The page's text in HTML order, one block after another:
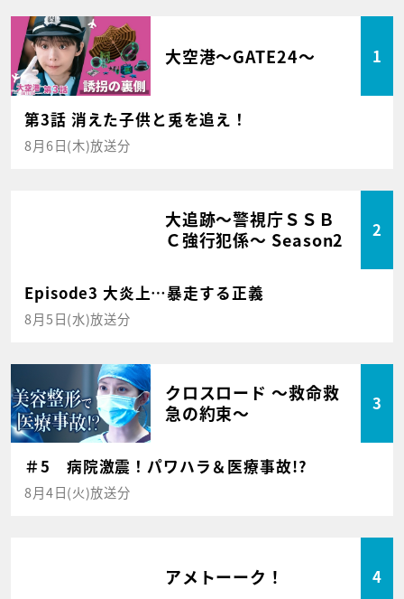
大空港～GATE24～ 1
第3話 消えた子供と兎を追え！
8月6日(木)放送分
大追跡～警視庁ＳＳＢ
Ｃ強行犯係～ Season2
2
Episode3 大炎上…暴走する正義
8月5日(水)放送分
クロスロード ～救命救
急の約束～
3
＃5 病院激震！パワハラ＆医療事故!?
8月4日(火)放送分
アメトーーク！ 4